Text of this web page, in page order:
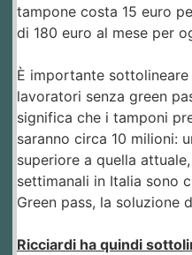
tampone costa 15 euro
di 180 euro al mese per
È importante
lavoratori senza green
significa che i tamponi
saranno circa 10 milioni:
superiore a quella
settimanali in Italia sono
Green pass, la soluzione
Ricciardi ha quindi